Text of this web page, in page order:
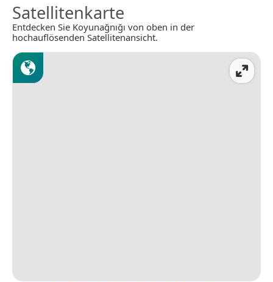
Satellitenkarte
Entdecken Sie Koyunağnığı von oben in der
hochauflösenden Satellitenansicht.